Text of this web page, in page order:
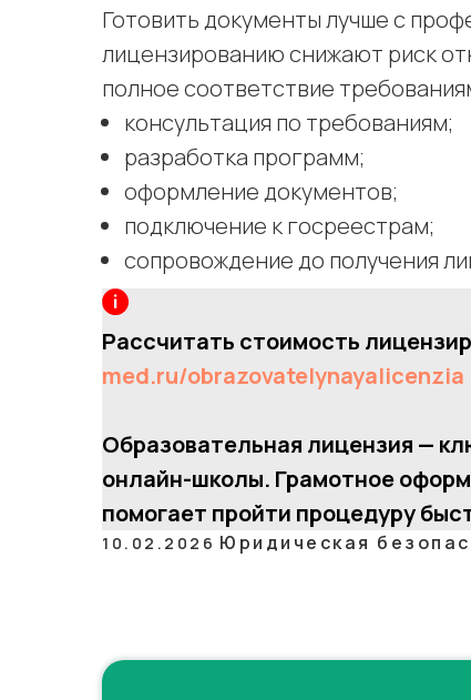
Готовить документы лучше с
лицензированию снижают риск
полное соответствие
консультация по требованиям;
разработка программ;
оформление документов;
подключение к госреестрам;
сопровождение до получения
Рассчитать стоимость
med.ru/obrazovatelynayalicenzia
Образовательная лицензия —
онлайн-школы. Грамотное
помогает пройти процедуру
10.02.2026 Юридическая